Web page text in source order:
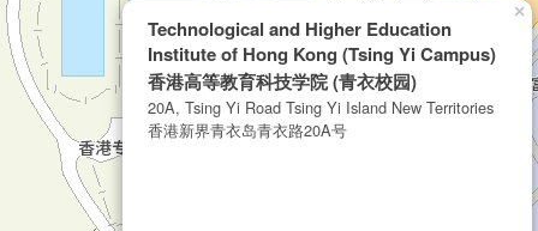
Technological and Higher Education
Institute of Hong Kong (Tsing Yi Campus)
香港高等教育科技学院 (青衣校园)
20A, Tsing Yi Road Tsing Yi Island New Territories
香港新界青衣岛青衣路20A号
×